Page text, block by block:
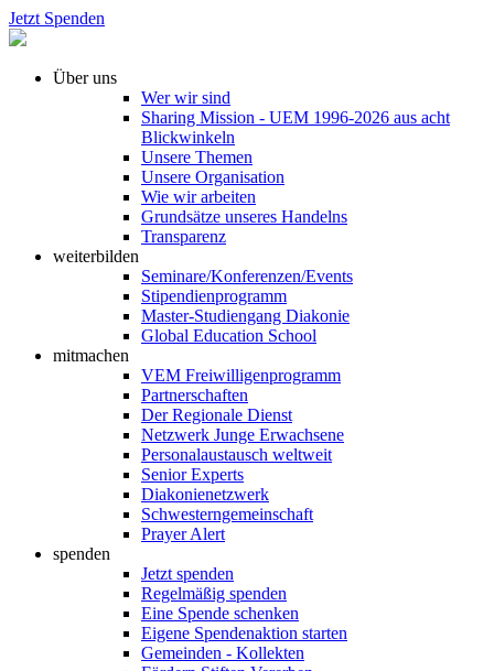
Jetzt Spenden
Über uns
Wer wir sind
Sharing Mission - UEM 1996-2026 aus acht
Blickwinkeln
Unsere Themen
Unsere Organisation
Wie wir arbeiten
Grundsätze unseres Handelns
Transparenz
weiterbilden
Seminare/Konferenzen/Events
Stipendienprogramm
Master-Studiengang Diakonie
Global Education School
mitmachen
VEM Freiwilligenprogramm
Partnerschaften
Der Regionale Dienst
Netzwerk Junge Erwachsene
Personalaustausch weltweit
Senior Experts
Diakonienetzwerk
Schwesterngemeinschaft
Prayer Alert
spenden
Jetzt spenden
Regelmäßig spenden
Eine Spende schenken
Eigene Spendenaktion starten
Gemeinden - Kollekten